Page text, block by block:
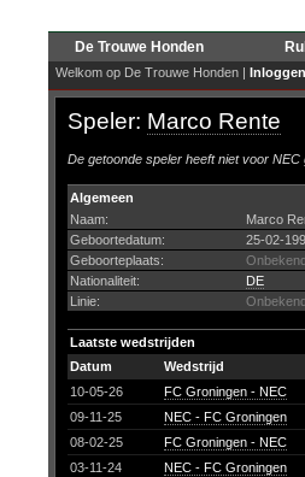
De Trouwe Honden
Welkom op De Trouwe Honden | Inloggen
Speler: Marco Rente
De getoonde speler heeft niet voor
Algemeen
Naam:
Marco
Geboortedatum:
25-02-
Geboorteplaats:
Nationaliteit:
DE
Linie:
Laatste wedstrijden
Datum
Wedstrijd
10-05-26
FC Groningen - NEC
09-11-25
NEC - FC Groningen
08-02-25
FC Groningen - NEC
03-11-24
NEC - FC Groningen